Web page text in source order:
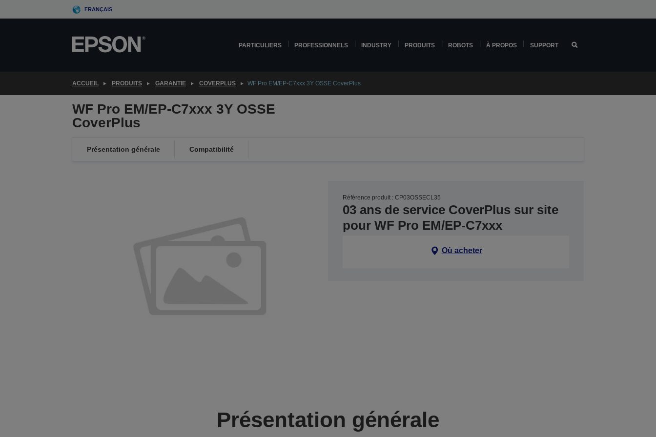
to
FRANÇAIS
PARTICULIERS PROFESSIONNELS INDUSTRY PRODUITS ROBOTS À PROPOS SUPPORT
ACCUEIL PRODUITS GARANTIE COVERPLUS WF Pro EM/EP-C7xxx 3Y OSSE CoverPlus
WF Pro EM/EP-C7xxx 3Y OSSE
CoverPlus
Présentation générale Compatibilité
Référence produit : CP03OSSECL35
03 ans de service CoverPlus sur site
pour WF Pro EM/EP-C7xxx
Où acheter
Présentation générale